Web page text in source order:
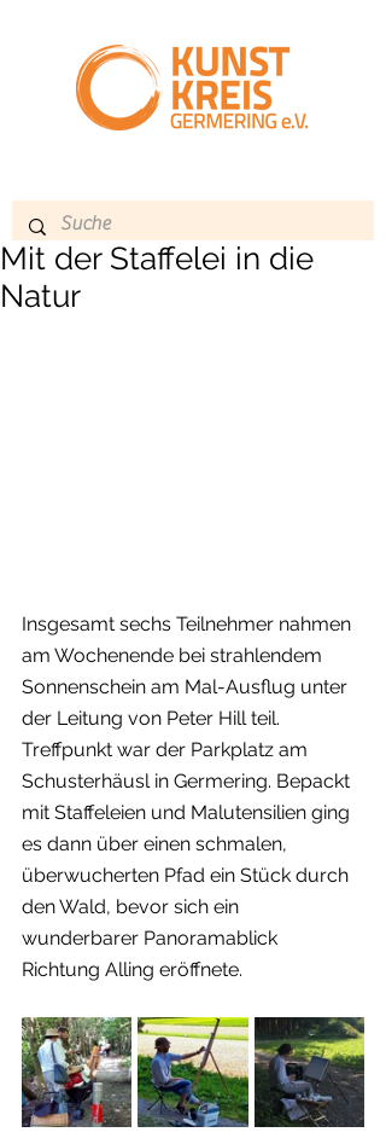
Mit der Staffelei in die
Natur
Insgesamt sechs Teilnehmer nahmen
am Wochenende bei strahlendem
Sonnenschein am Mal-Ausflug unter
der Leitung von Peter Hill teil.
Treffpunkt war der Parkplatz am
Schusterhäusl in Germering. Bepackt
mit Staffeleien und Malutensilien ging
es dann über einen schmalen,
überwucherten Pfad ein Stück durch
den Wald, bevor sich ein
wunderbarer Panoramablick
Richtung Alling eröffnete.